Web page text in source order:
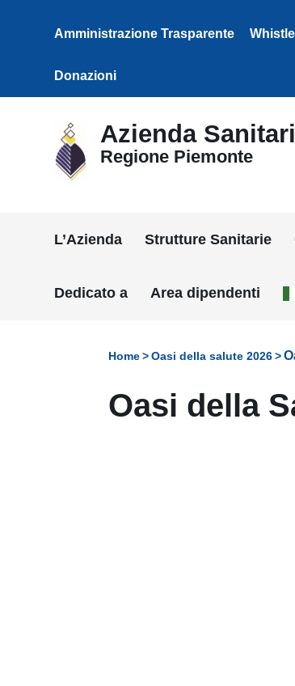
Vai al menu di navigazione
Amministrazione Trasparente
Donazioni
Azienda
Regione Piemonte
L’Azienda Strutture Sanitarie
Dedicato a Area dipendenti
Home Oasi della salute 2026
Oasi della